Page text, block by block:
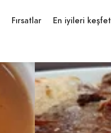
Fırsatlar En iyileri keşfet